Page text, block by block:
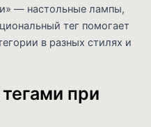
— настольные лампы,
тег помогает
в разных стилях и
при